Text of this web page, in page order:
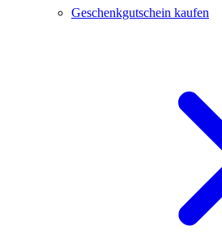
Geschenkgutschein kaufen